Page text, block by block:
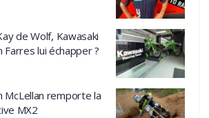
de Wolf, Kawasaki
Farres lui échapper ?
McLellan remporte la
MX2